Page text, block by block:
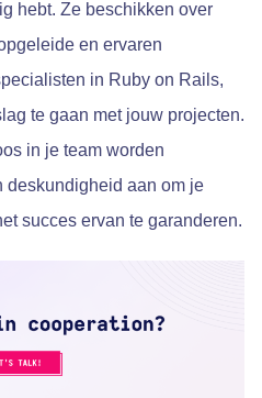
hebt. Ze beschikken over
en ervaren
in Ruby on Rails,
te gaan met jouw projecten.
in je team worden
deskundigheid aan om je
succes ervan te garanderen.